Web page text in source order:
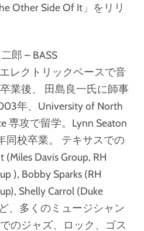
Other Side Of It」をリリ
郎 – BASS
レクトリックベースで音
業後、 田島良一氏に師事
年、University of North
専攻で留学。Lynn Seaton
同校卒業。 テキサスでの
Davis Group, RH
), Bobby Sparks (RH
Shelly Carrol (Duke
、多くのミュージシャン
のジャズ、ロック、ゴス